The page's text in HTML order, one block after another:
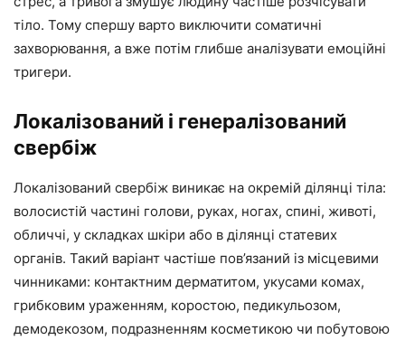
тіло. Тому спершу варто виключити соматичні
захворювання, а вже потім глибше аналізувати емоційні
тригери.
Локалізований і генералізований
свербіж
Локалізований свербіж виникає на окремій ділянці тіла:
волосистій частині голови, руках, ногах, спині, животі,
обличчі, у складках шкіри або в ділянці статевих
органів. Такий варіант частіше пов’язаний із місцевими
чинниками: контактним дерматитом, укусами комах,
грибковим ураженням, коростою, педикульозом,
демодекозом, подразненням косметикою чи побутовою